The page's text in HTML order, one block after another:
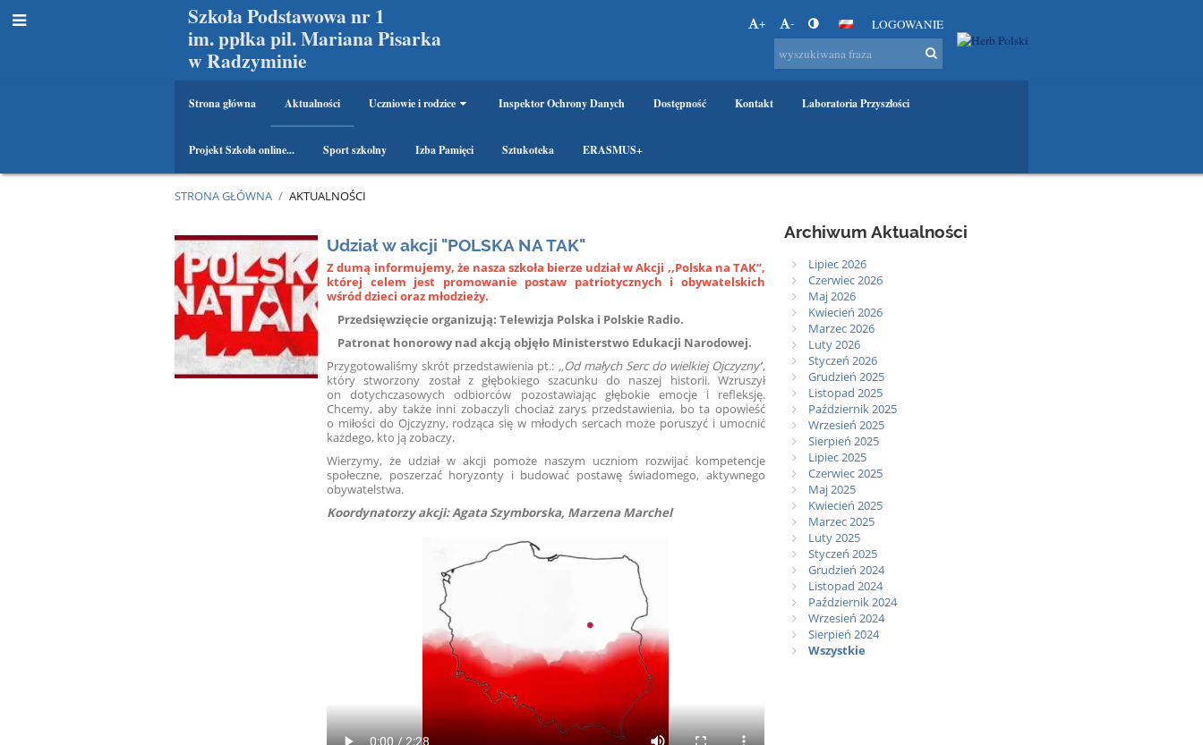
Szkoła Podstawowa nr 1
im. ppłka pil. Mariana Pisarka
w Radzyminie
+ - LOGOWANIE
Strona główna Aktualności Uczniowie i rodzice Inspektor Ochrony Danych Dostępność Kontakt Laboratoria Przyszłości
Projekt Szkoła online... Sport szkolny Izba Pamięci Sztukoteka ERASMUS+
STRONA GŁÓWNA / AKTUALNOŚCI
Aktualności
Udział w akcji "POLSKA NA TAK"
Z dumą informujemy, że nasza szkoła bierze udział w Akcji ,,Polska na TAK’’,
której celem jest promowanie postaw patriotycznych i obywatelskich
wśród dzieci oraz młodzieży.
Przedsięwzięcie organizują: Telewizja Polska i Polskie Radio.
Patronat honorowy nad akcją objęło Ministerstwo Edukacji Narodowej.
Przygotowaliśmy skrót przedstawienia pt.: ,,Od małych Serc do wielkiej Ojczyzny’’,
który stworzony został z głębokiego szacunku do naszej historii. Wzruszył
on dotychczasowych odbiorców pozostawiając głębokie emocje i refleksję.
Chcemy, aby także inni zobaczyli chociaż zarys przedstawienia, bo ta opowieść
o miłości do Ojczyzny, rodząca się w młodych sercach może poruszyć i umocnić
każdego, kto ją zobaczy.
Wierzymy, że udział w akcji pomoże naszym uczniom rozwijać kompetencje
społeczne, poszerzać horyzonty i budować postawę świadomego, aktywnego
obywatelstwa.
Koordynatorzy akcji: Agata Szymborska, Marzena Marchel
Archiwum Aktualności
Lipiec 2026
Czerwiec 2026
Maj 2026
Kwiecień 2026
Marzec 2026
Luty 2026
Styczeń 2026
Grudzień 2025
Listopad 2025
Październik 2025
Wrzesień 2025
Sierpień 2025
Lipiec 2025
Czerwiec 2025
Maj 2025
Kwiecień 2025
Marzec 2025
Luty 2025
Styczeń 2025
Grudzień 2024
Listopad 2024
Październik 2024
Wrzesień 2024
Sierpień 2024
Wszystkie